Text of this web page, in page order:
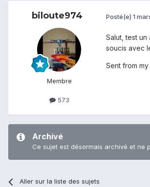
biloute974
Membre
573
Posté(e) 1
Salut, test
soucis avec
Sent from
Archivé
Ce sujet est désormais archivé et ne
Aller sur la liste des sujets